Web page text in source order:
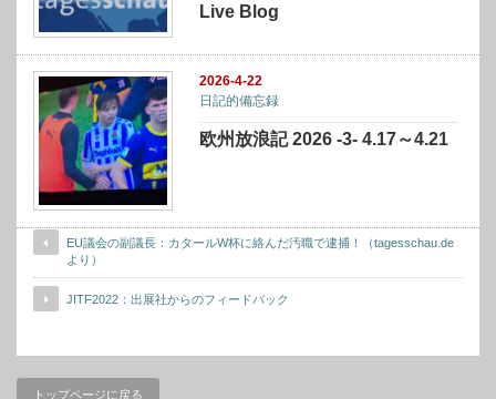
Live Blog
2026-4-22
日記的備忘録
欧州放浪記 2026 -3- 4.17～4.21
EU議会の副議長：カタールW杯に絡んだ汚職で逮捕！（tagesschau.de
より）
JITF2022：出展社からのフィードバック
トップページに戻る